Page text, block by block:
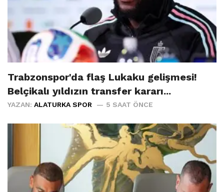
Trabzonspor'da flaş Lukaku gelişmesi!
Belçikalı yıldızın transfer kararı...
YAZAN: ALATURKA SPOR 5 SAAT ÖNCE